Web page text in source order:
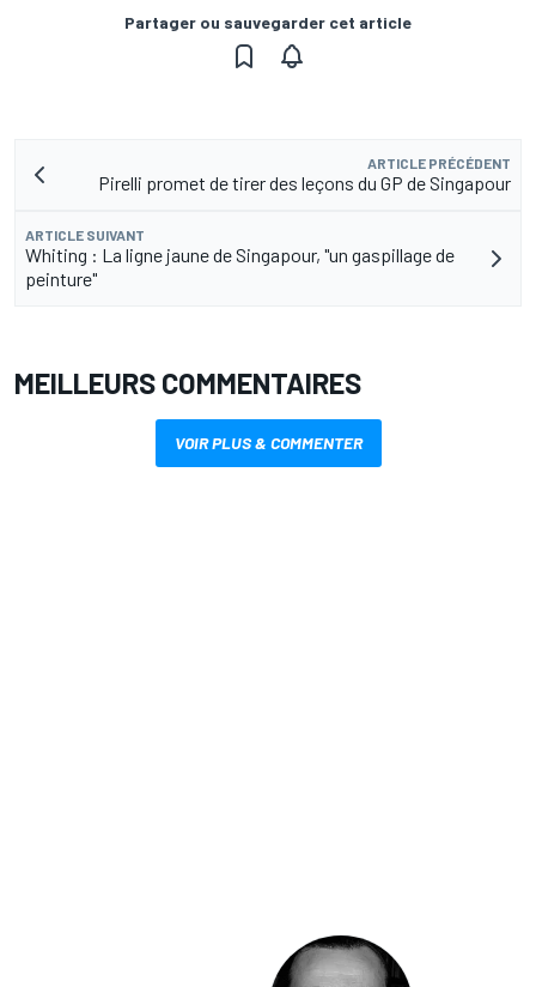
Partager ou sauvegarder cet article
ARTICLE PRÉCÉDENT
Pirelli promet de tirer des leçons du GP de Singapour
ARTICLE SUIVANT
Whiting : La ligne jaune de Singapour, "un gaspillage de
peinture"
MEILLEURS COMMENTAIRES
VOIR PLUS & COMMENTER